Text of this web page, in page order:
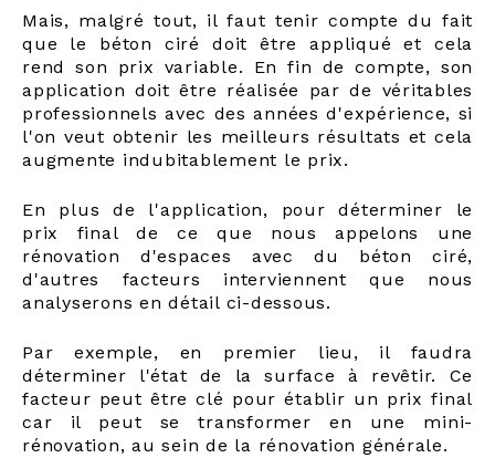
Mais, malgré tout, il faut tenir compte du fait
que le béton ciré doit être appliqué et cela
rend son prix variable. En fin de compte, son
application doit être réalisée par de véritables
professionnels avec des années d'expérience, si
l'on veut obtenir les meilleurs résultats et cela
augmente indubitablement le prix.
En plus de l'application, pour déterminer le
prix final de ce que nous appelons une
rénovation d'espaces avec du béton ciré,
d'autres facteurs interviennent que nous
analyserons en détail ci-dessous.
Par exemple, en premier lieu, il faudra
déterminer l'état de la surface à revêtir. Ce
facteur peut être clé pour établir un prix final
car il peut se transformer en une mini-
rénovation, au sein de la rénovation générale.